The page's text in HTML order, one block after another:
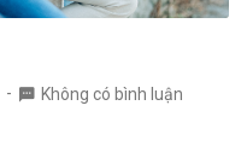
Không có bình luận